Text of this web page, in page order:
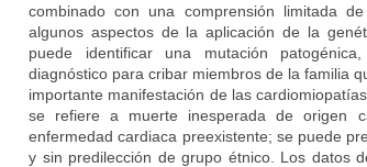
combinado con una comprensión limitada
algunos aspectos de la aplicación de la
puede identificar una mutación
diagnóstico para cribar miembros de la familia
importante manifestación de las
se refiere a muerte inesperada de origen
enfermedad cardiaca preexistente; se puede
y sin predilección de grupo étnico. Los datos